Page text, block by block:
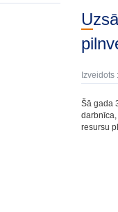
Uzsāktas standartizētu finanšu grāmatvedības un personāla lietvedības procesu
Izveidots
Šā gada
resursu